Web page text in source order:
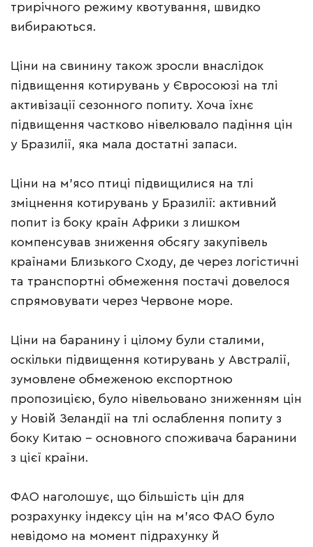
трирічного режиму квотування, швидко
вибираються.
Ціни на свинину також зросли внаслідок
підвищення котирувань у Євросоюзі на тлі
активізації сезонного попиту. Хоча їхнє
підвищення частково нівелювало падіння цін
у Бразилії, яка мала достатні запаси.
Ціни на м’ясо птиці підвищилися на тлі
зміцнення котирувань у Бразилії: активний
попит із боку країн Африки з лишком
компенсував зниження обсягу закупівель
країнами Близького Сходу, де через логістичні
та транспортні обмеження постачі довелося
спрямовувати через Червоне море.
Ціни на баранину і цілому були сталими,
оскільки підвищення котирувань у Австралії,
зумовлене обмеженою експортною
пропозицією, було нівельовано зниженням цін
у Новій Зеландії на тлі ослаблення попиту з
боку Китаю – основного споживача баранини
з цієї країни.
ФАО наголошує, що більшість цін для
розрахунку індексу цін на м’ясо ФАО було
невідомо на момент підрахунку й